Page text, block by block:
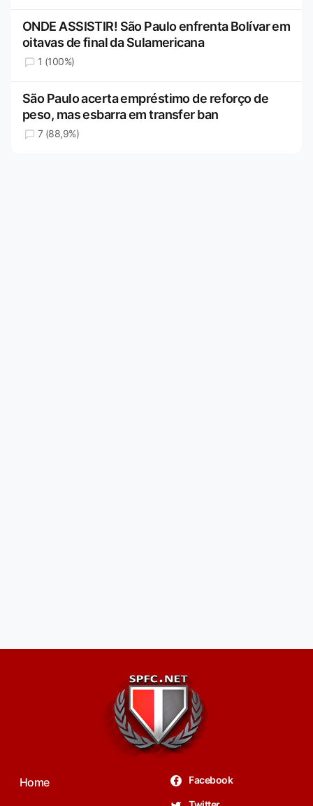
ONDE ASSISTIR! São Paulo enfrenta Bolívar em
oitavas de final da Sulamericana
1 (100%)
São Paulo acerta empréstimo de reforço de
peso, mas esbarra em transfer ban
7 (88,9%)
Home Facebook